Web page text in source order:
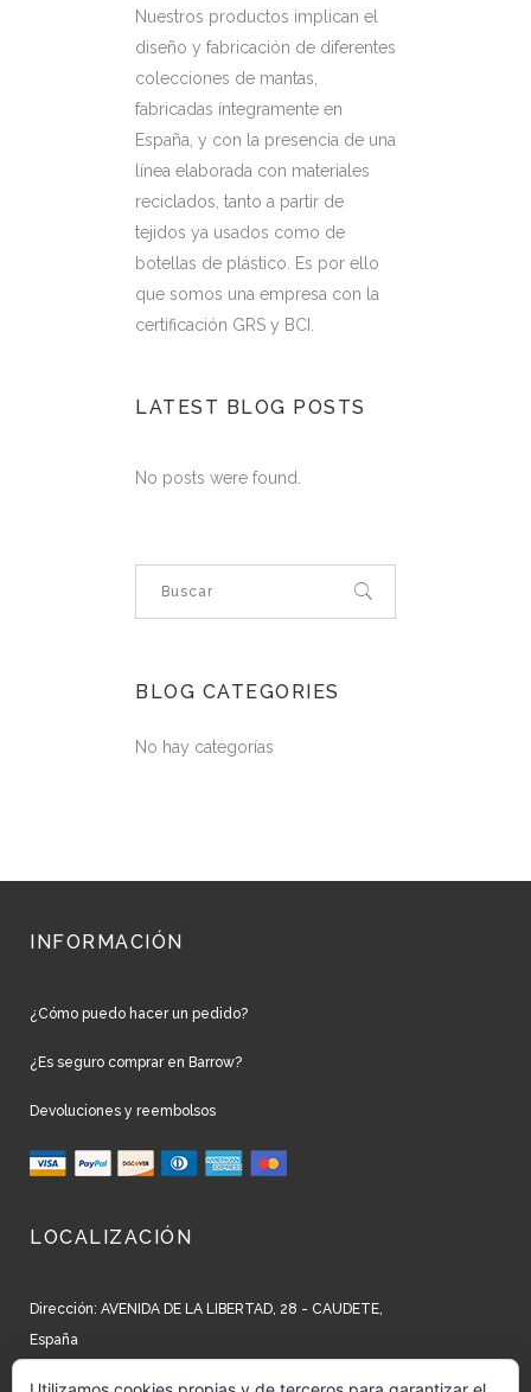
Nuestros productos implican el
diseño y fabricación de diferentes
colecciones de mantas,
fabricadas íntegramente en
España, y con la presencia de una
línea elaborada con materiales
reciclados, tanto a partir de
tejidos ya usados como de
botellas de plástico. Es por ello
que somos una empresa con la
certificación GRS y BCI.
LATEST BLOG POSTS
No posts were found.
BLOG CATEGORIES
No hay categorías
INFORMACIÓN
¿Cómo puedo hacer un pedido?
¿Es seguro comprar en Barrow?
Devoluciones y reembolsos
LOCALIZACIÓN
Dirección: AVENIDA DE LA LIBERTAD, 28 - CAUDETE,
España
Teléfono: +34 965 827 250